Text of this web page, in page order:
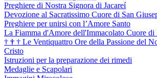
Preghiere di Nostra Signora di Jacareí
Devozione al Sacratissimo Cuore di San
Preghiere per unirsi con l’Amore Santo
La Fiamma d'Amore dell'Immacolato Cuore di
† † † Le Ventiquattro Ore della Passione del
Cristo
Istruzioni per la preparazione dei rimedi
Medaglie e Scapolari